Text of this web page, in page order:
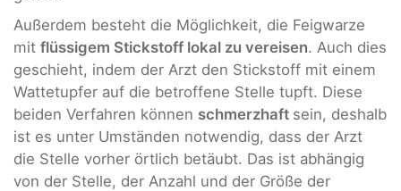
Außerdem besteht die Möglichkeit, die Feigwarze
mit flüssigem Stickstoff lokal zu vereisen. Auch dies
geschieht, indem der Arzt den Stickstoff mit einem
Wattetupfer auf die betroffene Stelle tupft. Diese
beiden Verfahren können schmerzhaft sein, deshalb
ist es unter Umständen notwendig, dass der Arzt
die Stelle vorher örtlich betäubt. Das ist abhängig
von der Stelle, der Anzahl und der Größe der